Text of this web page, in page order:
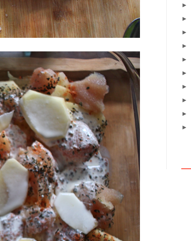
►
►
►
►
►
►
►
►
►
►